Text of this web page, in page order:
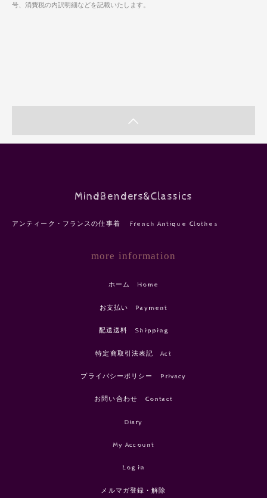
号、消費税の内訳明細などを記載いたします。
MindBenders&Classics
アンティーク・フランスの仕事着 French Antique Clothes
more information
ホーム Home
お支払い Payment
配送送料 Shipping
特定商取引法表記 Act
プライバシーポリシー Privacy
お問い合わせ Contact
Diary
My Account
Log in
メルマガ登録・解除